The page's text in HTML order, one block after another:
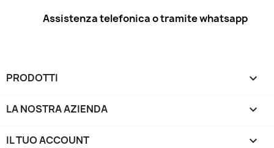
Assistenza telefonica o tramite whatsapp
PRODOTTI 
LA NOSTRA AZIENDA 
IL TUO ACCOUNT 